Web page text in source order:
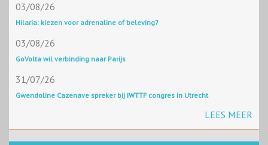
03/08/26
Hilaria: kiezen voor adrenaline of beleving?
03/08/26
GoVolta wil verbinding naar Parijs
31/07/26
Gwendoline Cazenave spreker bij IWTTF congres in Utrecht
LEES MEER